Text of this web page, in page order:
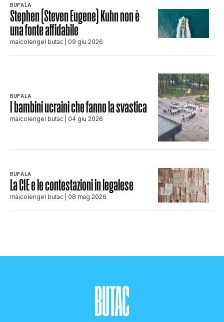
BUFALA
Stephen (Steven Eugene) Kuhn non è
una fonte affidabile
maicolengel butac | 09 giu 2026
BUFALA
I bambini ucraini che fanno la svastica
maicolengel butac | 04 giu 2026
BUFALA
La CIE e le contestazioni in legalese
maicolengel butac | 08 mag 2026